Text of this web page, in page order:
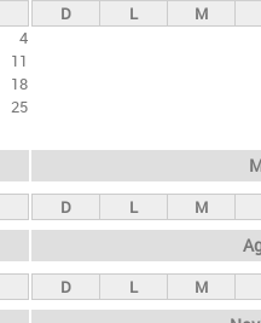
4
11
18
25
D L M
D L M
D L M